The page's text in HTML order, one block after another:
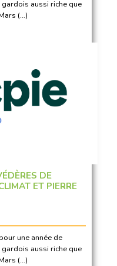
aussi riche que
(…)
DE
ET PIERRE
une année de
aussi riche que
(…)